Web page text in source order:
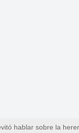
hablar sobre la